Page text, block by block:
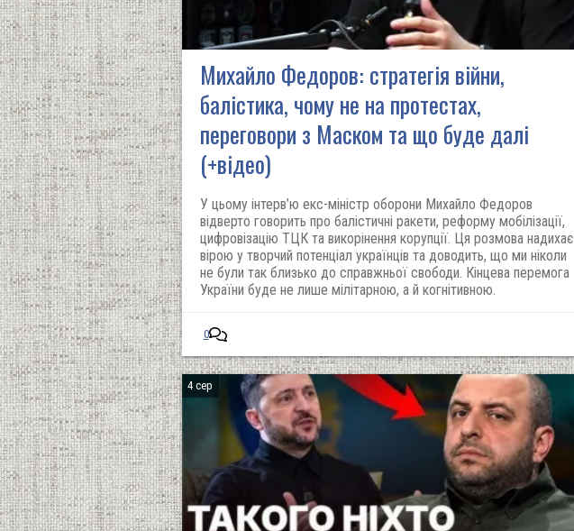
Михайло Федоров: стратегія війни,
балістика, чому не на протестах,
переговори з Маском та що буде далі
(+відео)
У цьому інтерв’ю екс-міністр оборони Михайло Федоров
відверто говорить про балістичні ракети, реформу мобілізації,
цифровізацію ТЦК та викорінення корупції. Ця розмова надихає
вірою у творчий потенціал українців та доводить, що ми ніколи
не були так близько до справжньої свободи. Кінцева перемога
України буде не лише мілітарною, а й когнітивною.
0
4 сер